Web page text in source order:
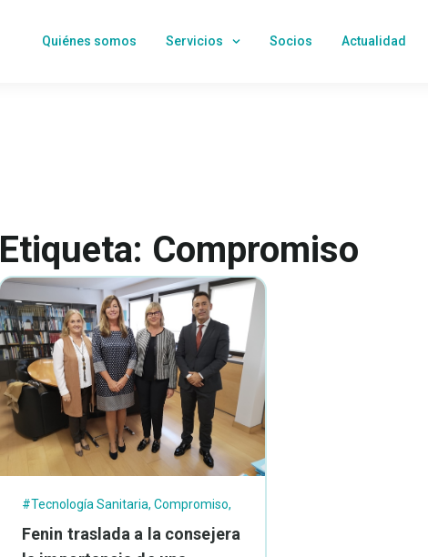
Quiénes somos Servicios Socios Actualidad
Etiqueta: Compromiso
#Tecnología Sanitaria, Compromiso,
Fenin traslada a la consejera